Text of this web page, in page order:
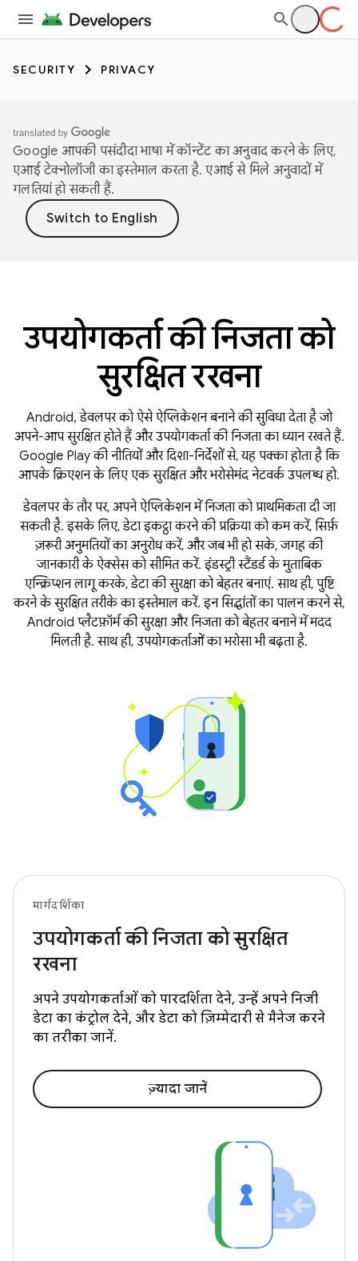
SECURITY PRIVACY
Google आपकी पसंदीदा भाषा में कॉन्टेंट का अनुवाद करने के लिए,
एआई टेक्नोलॉजी का इस्तेमाल करता है. एआई से मिले अनुवादों में
गलतियां हो सकती हैं.
उपयोगकर्ता की निजता को
सुरक्षित रखना
Android, डेवलपर को ऐसे ऐप्लिकेशन बनाने की सुविधा देता है जो
अपने-आप सुरक्षित होते हैं और उपयोगकर्ता की निजता का ध्यान रखते हैं.
Google Play की नीतियों और दिशा-निर्देशों से, यह पक्का होता है कि
आपके क्रिएशन के लिए एक सुरक्षित और भरोसेमंद नेटवर्क उपलब्ध हो.
डेवलपर के तौर पर, अपने ऐप्लिकेशन में निजता को प्राथमिकता दी जा
सकती है. इसके लिए, डेटा इकट्ठा करने की प्रक्रिया को कम करें, सिर्फ़
ज़रूरी अनुमतियों का अनुरोध करें, और जब भी हो सके, जगह की
जानकारी के ऐक्सेस को सीमित करें. इंडस्ट्री स्टैंडर्ड के मुताबिक
एन्क्रिप्शन लागू करके, डेटा की सुरक्षा को बेहतर बनाएं. साथ ही, पुष्टि
करने के सुरक्षित तरीके का इस्तेमाल करें. इन सिद्धांतों का पालन करने से,
Android प्लैटफ़ॉर्म की सुरक्षा और निजता को बेहतर बनाने में मदद
मिलती है. साथ ही, उपयोगकर्ताओं का भरोसा भी बढ़ता है.
मार्गदर्शिका
उपयोगकर्ता की निजता को सुरक्षित
रखना
अपने उपयोगकर्ताओं को पारदर्शिता देने, उन्हें अपने निजी
डेटा का कंट्रोल देने, और डेटा को ज़िम्मेदारी से मैनेज करने
का तरीका जानें.
ज़्यादा जानें